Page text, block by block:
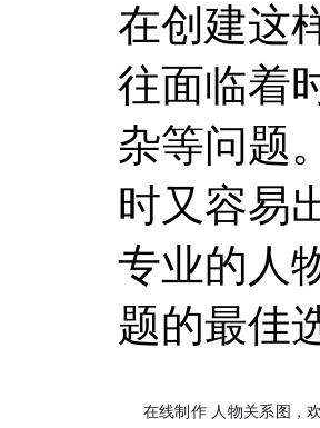
在创建这
往面临着
杂等问题
时又容易
专业的人
题的最佳